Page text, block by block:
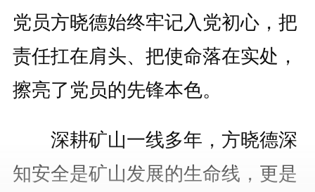
党员方晓德始终牢记入党初心，把
责任扛在肩头、把使命落在实处，
擦亮了党员的先锋本色。
深耕矿山一线多年，方晓德深
知安全是矿山发展的生命线，更是